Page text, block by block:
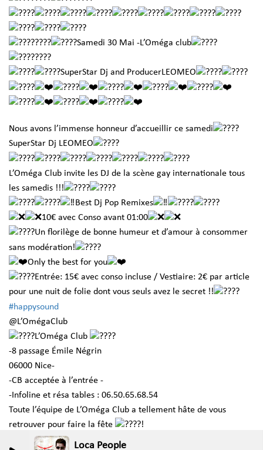
Loca People
Samedi 30 Mai -L’Oméga club
SuperStar Dj and ProducerLEOMEO
Nous avons l’immense honneur d’accueillir ce samedi
SuperStar Dj LEOMEO
L’Oméga Club invite les DJ de la scène gay internationale tous
les samedis !!!
Best Dj Pop Remixes
10€ avec Conso avant 01:00
Un florilège de bonne humeur et d’amour à consommer
sans modération!
Only the best for you
Entrée: 15€ avec conso incluse / Vestiaire: 2€ par article
pour une nuit de folie dont vous seuls avez le secret !!
#happysound
@L’OmégaClub
L’Oméga Club
-8 passage Émile Négrin
06000 Nice-
-CB acceptée à l’entrée -
-Infoline et résa tables : 06.50.65.68.54
Toute l’équipe de L’Oméga Club a tellement hâte de vous
retrouver pour faire la fête
!